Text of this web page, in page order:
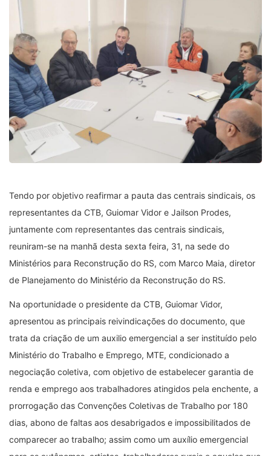
Tendo por objetivo reafirmar a pauta das centrais sindicais, os
representantes da CTB, Guiomar Vidor e Jailson Prodes,
juntamente com representantes das centrais sindicais,
reuniram-se na manhã desta sexta feira, 31, na sede do
Ministérios para Reconstrução do RS, com Marco Maia, diretor
de Planejamento do Ministério da Reconstrução do RS.
Na oportunidade o presidente da CTB, Guiomar Vidor,
apresentou as principais reivindicações do documento, que
trata da criação de um auxilio emergencial a ser instituído pelo
Ministério do Trabalho e Emprego, MTE, condicionado a
negociação coletiva, com objetivo de estabelecer garantia de
renda e emprego aos trabalhadores atingidos pela enchente, a
prorrogação das Convenções Coletivas de Trabalho por 180
dias, abono de faltas aos desabrigados e impossibilitados de
comparecer ao trabalho; assim como um auxílio emergencial